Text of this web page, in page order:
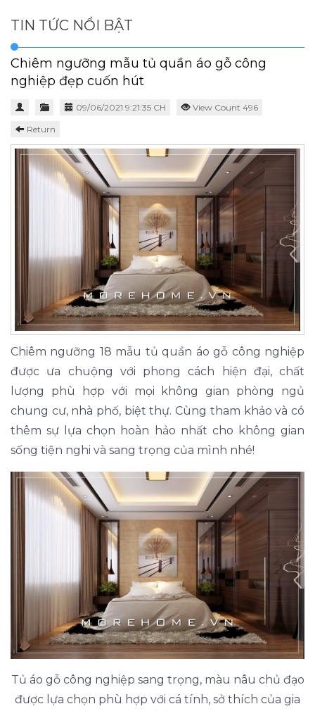
TIN TỨC NỔI BẬT
Chiêm ngưỡng mẫu tủ quần áo gỗ công
nghiệp đẹp cuốn hút
09/06/2021 9:21:35 CH View Count 496
Return
Chiêm ngưỡng 18 mẫu tủ quần áo gỗ công nghiệp
được ưa chuộng với phong cách hiện đại, chất
lượng phù hợp với mọi không gian phòng ngủ
chung cư, nhà phố, biệt thự. Cùng tham khảo và có
thêm sự lựa chọn hoàn hảo nhất cho không gian
sống tiện nghi và sang trọng của mình nhé!
Tủ áo gỗ công nghiệp sang trọng, màu nâu chủ đạo
được lựa chọn phù hợp với cá tính, sở thích của gia